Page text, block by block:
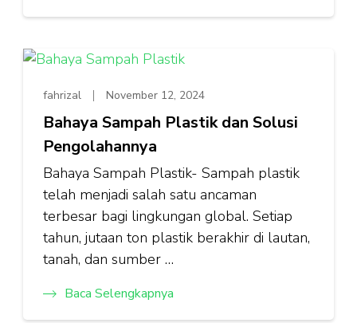
fahrizal November 12, 2024
Bahaya Sampah Plastik dan Solusi
Pengolahannya
Bahaya Sampah Plastik- Sampah plastik
telah menjadi salah satu ancaman
terbesar bagi lingkungan global. Setiap
tahun, jutaan ton plastik berakhir di lautan,
tanah, dan sumber …
Baca Selengkapnya